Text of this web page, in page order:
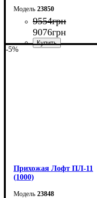
23850
9554грн
9076грн
-5%
Прихожая Лофт ПЛ-11
(1000)
23848